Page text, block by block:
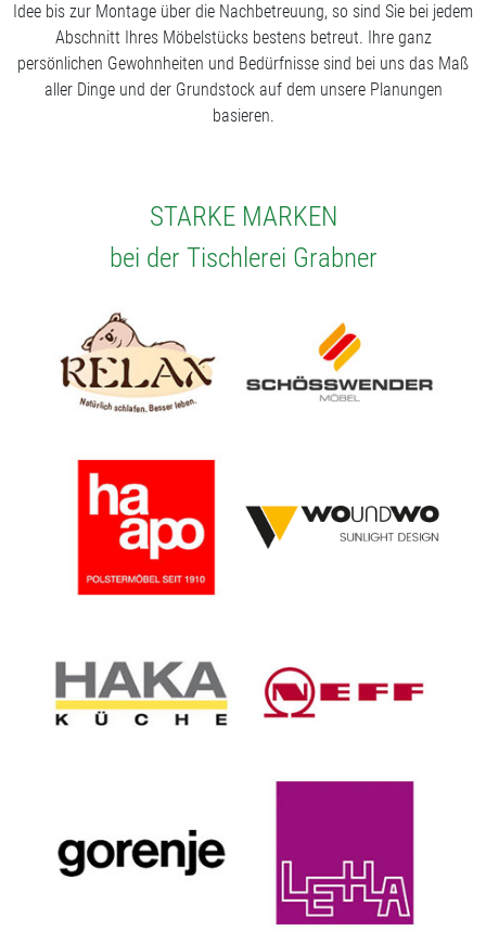
Idee bis zur Montage über die Nachbetreuung, so sind Sie bei jedem
Abschnitt Ihres Möbelstücks bestens betreut. Ihre ganz
persönlichen Gewohnheiten und Bedürfnisse sind bei uns das Maß
aller Dinge und der Grundstock auf dem unsere Planungen
basieren.
STARKE MARKEN
bei der Tischlerei Grabner